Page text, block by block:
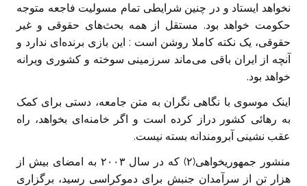
نخواهد ایستاد و در چنین شرایطی تمام مسولیت فاجعه متوجه
حکومت خواهد بود. مستقل از همه بحث‌های حقوقی و غیر
حقوقی، یک نکته کاملا روشن است : این بازی برنده‌ای ندارد و
آنچه از ایران باقی می‌ماند سرزمینی سوخته و کشوری ویرانه
خواهد بود.
اینک موسوی با نگاهی نگران به متن جامعه، دستی برای کمک
به رهائی کشور دراز کرده است و اگر خامنه‌ای بخواهد، راه
عقب نشینی آبرومندانه بسته نیست.
منشور جمهوریخواهی(۲) که در سال ۲۰۰۳ به امضای بیش از
هزار تن از سرآمدان جنبش برای دموکراسی رسید، برگزاری